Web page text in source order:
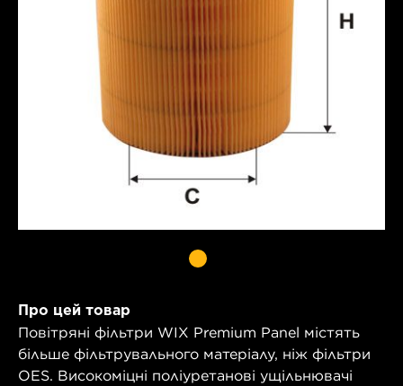
Про цей товар
Повітряні фільтри WIX Premium Panel містять
більше фільтрувального матеріалу, ніж фільтри
OES. Високоміцні поліуретанові ущільнювачі